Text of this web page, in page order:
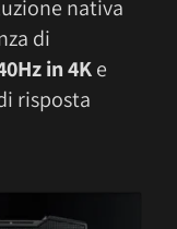
nativa
di
in 4Ke
risposta